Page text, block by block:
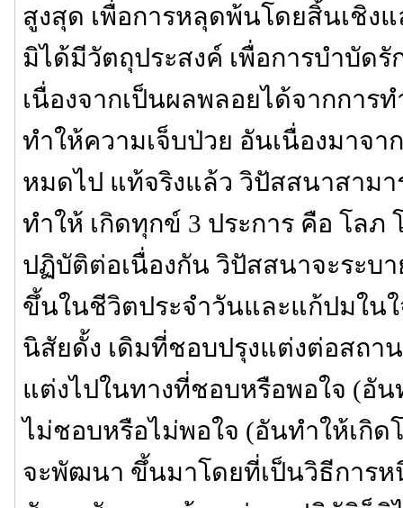
สูงสุด เพื่อการหลุดพ้นโดยสิ้นเชิงแ
มิได้มีวัตถุประสงค์ เพื่อการบำบัด
เนื่องจากเป็นผลพลอยได้จากการ
ทำให้ความเจ็บป่วย อันเนื่องมาจา
หมดไป แท้จริงแล้ว วิปัสสนาสาม
ทำให้ เกิดทุกข์ 3 ประการ คือ โลภ
ปฏิบัติต่อเนื่องกัน วิปัสสนาจะระบ
ขึ้นในชีวิตประจำวันและแก้ปมในใ
นิสัยดั้ง เดิมที่ชอบปรุงแต่งต่อสถา
แต่งไปในทางที่ชอบหรือพอใจ (อัน
ไม่ชอบหรือไม่พอใจ (อันทำให้เกิ
จะพัฒนา ขึ้นมาโดยที่เป็นวิธีการห